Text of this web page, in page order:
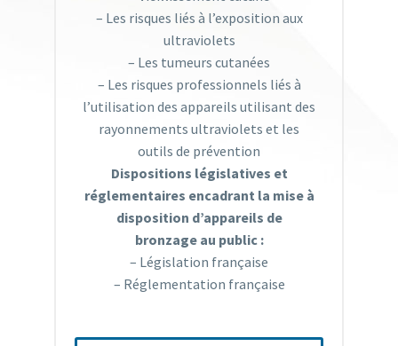
– Les risques liés à l’exposition aux
ultraviolets
– Les tumeurs cutanées
– Les risques professionnels liés à
l’utilisation des appareils utilisant des
rayonnements ultraviolets et les
outils de prévention
Dispositions législatives et
réglementaires encadrant la mise à
disposition d’appareils de
bronzage au public :
– Législation française
– Réglementation française